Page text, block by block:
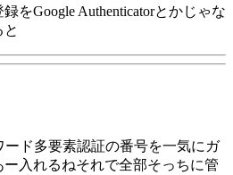
をGoogle Authenticatorとかじゃな
ード多要素認証の番号を一気にガ
入れるねそれで全部そっちに管